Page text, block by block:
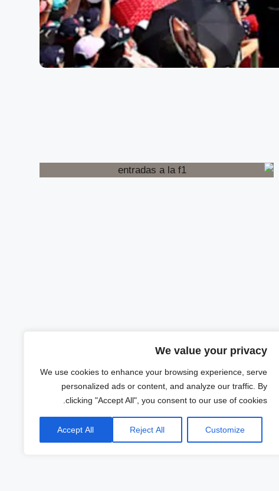
We value your privacy
We use cookies to enhance your browsing experience, serve
personalized ads or content, and analyze our traffic. By
clicking "Accept All", you consent to our use of cookies.
Customize
Reject All
Accept All